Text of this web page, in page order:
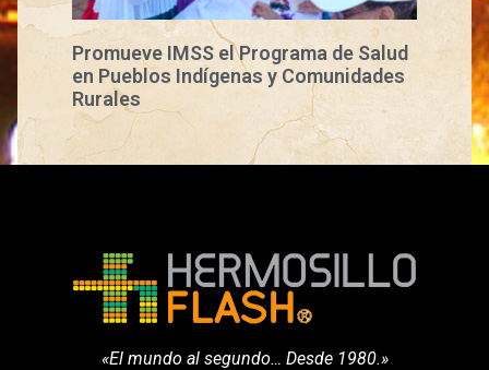
Promueve IMSS el Programa de Salud
en Pueblos Indígenas y Comunidades
Rurales
«El mundo al segundo… Desde 1980.»